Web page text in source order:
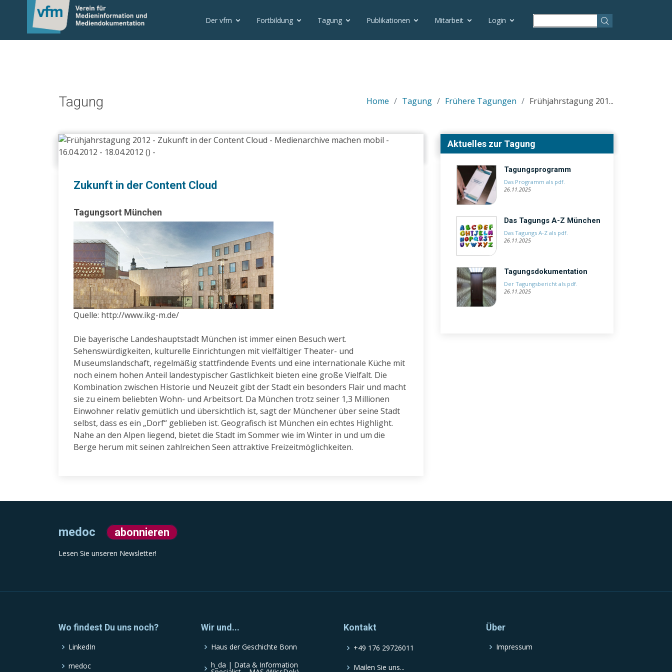
Der vfm Fortbildung Tagung Publikationen Mitarbeit Login
Tagung Home Tagung Frühere Tagungen Frühjahrstagung 201...
Zukunft in der Content Cloud
Tagungsort München
Quelle: http://www.ikg-m.de/
Die bayerische Landeshauptstadt München ist immer einen Besuch wert.
Sehenswürdigkeiten, kulturelle Einrichtungen mit vielfältiger Theater- und
Museumslandschaft, regelmäßig stattfindende Events und eine internationale Küche mit
noch einem hohen Anteil landestypischer Gastlichkeit bieten eine große Vielfalt. Die
Kombination zwischen Historie und Neuzeit gibt der Stadt ein besonders Flair und macht
sie zu einem beliebten Wohn- und Arbeitsort. Da München trotz seiner 1,3 Millionen
Einwohner relativ gemütlich und übersichtlich ist, sagt der Münchener über seine Stadt
selbst, dass es ein „Dorf“ geblieben ist. Geografisch ist München ein echtes Highlight.
Nahe an den Alpen liegend, bietet die Stadt im Sommer wie im Winter in und um die
Berge herum mit seinen zahlreichen Seen attraktive Freizeitmöglichkeiten.
Aktuelles zur Tagung
Tagungsprogramm
Das Programm als pdf.
26.11.2025
Das Tagungs A-Z München
Das Tagungs A-Z als pdf.
26.11.2025
Tagungsdokumentation
Der Tagungsbericht als pdf.
26.11.2025
medoc abonnieren
Lesen Sie unseren Newsletter!
Wo findest Du uns noch?
LinkedIn
medoc
Wir und...
Haus der Geschichte Bonn
h_da | Data & Information
Kontakt
+49 176 29726011
Mailen Sie uns...
Über
Impressum